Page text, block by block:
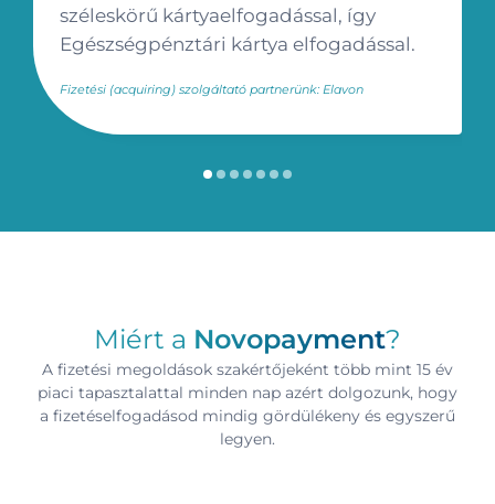
széleskörű kártyaelfogadással, így
Egészségpénztári kártya elfogadással.
Fizetési (acquiring) szolgáltató partnerünk: Elavon
Miért a Novopayment?
A fizetési megoldások szakértőjeként több mint 15 év
piaci tapasztalattal minden nap azért dolgozunk, hogy
a fizetéselfogadásod mindig gördülékeny és egyszerű
legyen.